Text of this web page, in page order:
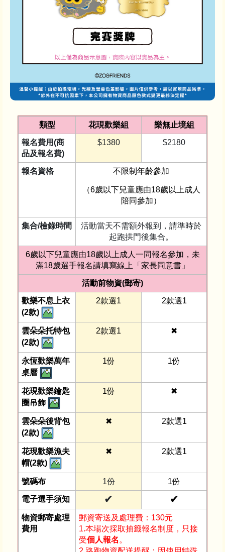
類型 花現歡樂組 樂無止境組
報名費用(商
品及報名費)
$1380 $2180
報名資格 不限制年齡參加
（6歲以下兒童應由18歲以上成人
陪同參加）
集合/檢錄時間
活動當天不需額外報到，請準時於
起跑拱門後集合。
6歲以下兒童應由18歲以上成人一同報名參加，未
滿18歲選手報名請填寫線上「家長同意書」
活動前物資(郵寄)
歡樂不息上衣
(2款)
2款選1 2款選1
雲朵朵托特包
(2款)
2款選1 ✖︎
永恆歡樂萬年
桌曆
1份 1份
花現歡樂鑰匙
圈吊飾
1份 ✖︎
雲朵朵後背包
(2款)
✖︎ 2款選1
花現歡樂漁夫
帽(2款)
✖︎ 2款選1
號碼布 1份 1份
電子選手須知 ✔ ✔
物資郵寄處理
費用
郵資寄送及處理費：130元
1.本場次採取抽籤報名制度，只接
受個人報名 。